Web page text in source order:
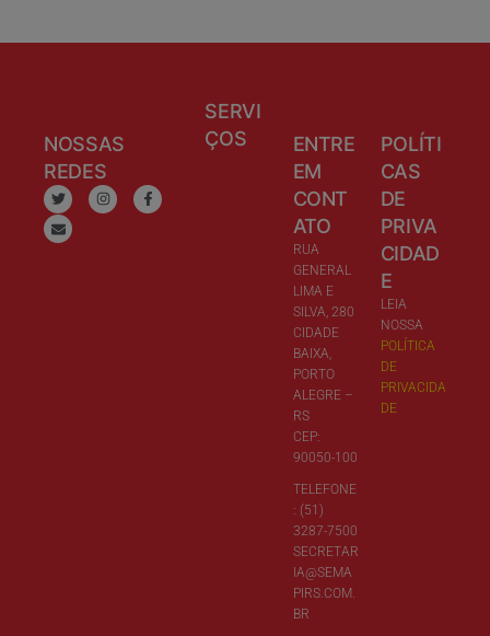
NOSSAS
REDES
SERVI
ÇOS
ENTRE
EM
CONT
ATO
RUA
GENERAL
LIMA E
SILVA, 280
CIDADE
BAIXA,
PORTO
ALEGRE –
RS
CEP:
90050-100
TELEFONE
: (51)
3287-7500
SECRETAR
IA@SEMA
PIRS.COM.
BR
POLÍTI
CAS
DE
PRIVA
CIDAD
E
LEIA
NOSSA
POLÍTICA
DE
PRIVACIDA
DE